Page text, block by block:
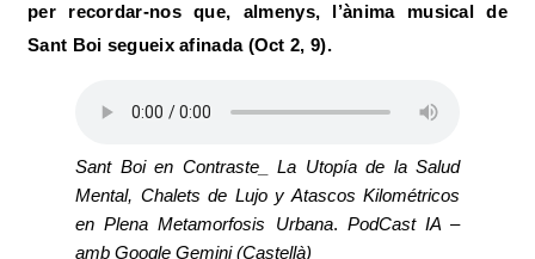
per recordar-nos que, almenys, l’ànima musical de
Sant Boi segueix afinada (Oct 2, 9).
Sant Boi en Contraste_ La Utopía de la Salud
Mental, Chalets de Lujo y Atascos Kilométricos
en Plena Metamorfosis Urbana. PodCast IA –
amb Google Gemini (Castellà)